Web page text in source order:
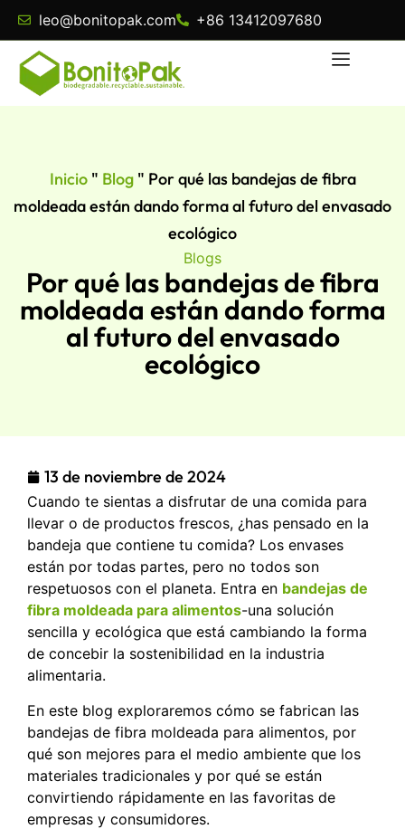
leo@bonitopak.com +86 13412097680
Inicio" Blog" Por qué las bandejas de fibra
moldeada están dando forma al futuro del envasado
ecológico
Blogs
Por qué las bandejas de fibra
moldeada están dando forma
al futuro del envasado
ecológico
13 de noviembre de 2024
Cuando te sientas a disfrutar de una comida para
llevar o de productos frescos, ¿has pensado en la
bandeja que contiene tu comida? Los envases
están por todas partes, pero no todos son
respetuosos con el planeta. Entra en bandejas de
fibra moldeada para alimentos-una solución
sencilla y ecológica que está cambiando la forma
de concebir la sostenibilidad en la industria
alimentaria.
En este blog exploraremos cómo se fabrican las
bandejas de fibra moldeada para alimentos, por
qué son mejores para el medio ambiente que los
materiales tradicionales y por qué se están
convirtiendo rápidamente en las favoritas de
empresas y consumidores.